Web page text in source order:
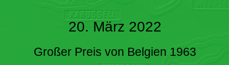
20. März 2022
Großer Preis von Belgien 1963